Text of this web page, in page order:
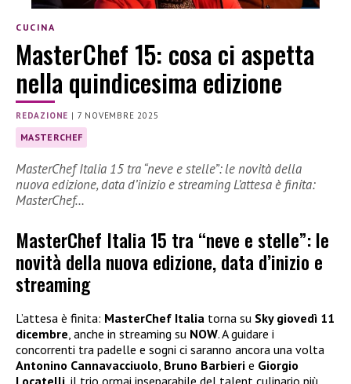
CUCINA
MasterChef 15: cosa ci aspetta
nella quindicesima edizione
REDAZIONE | 7 NOVEMBRE 2025
MASTERCHEF
MasterChef Italia 15 tra “neve e stelle”: le novità della
nuova edizione, data d’inizio e streaming L’attesa è finita:
MasterChef…
MasterChef Italia 15 tra “neve e stelle”: le
novità della nuova edizione, data d’inizio e
streaming
L’attesa è finita: MasterChef Italia torna su Sky giovedì 11
dicembre, anche in streaming su NOW. A guidare i
concorrenti tra padelle e sogni ci saranno ancora una volta
Antonino Cannavacciuolo, Bruno Barbieri e Giorgio